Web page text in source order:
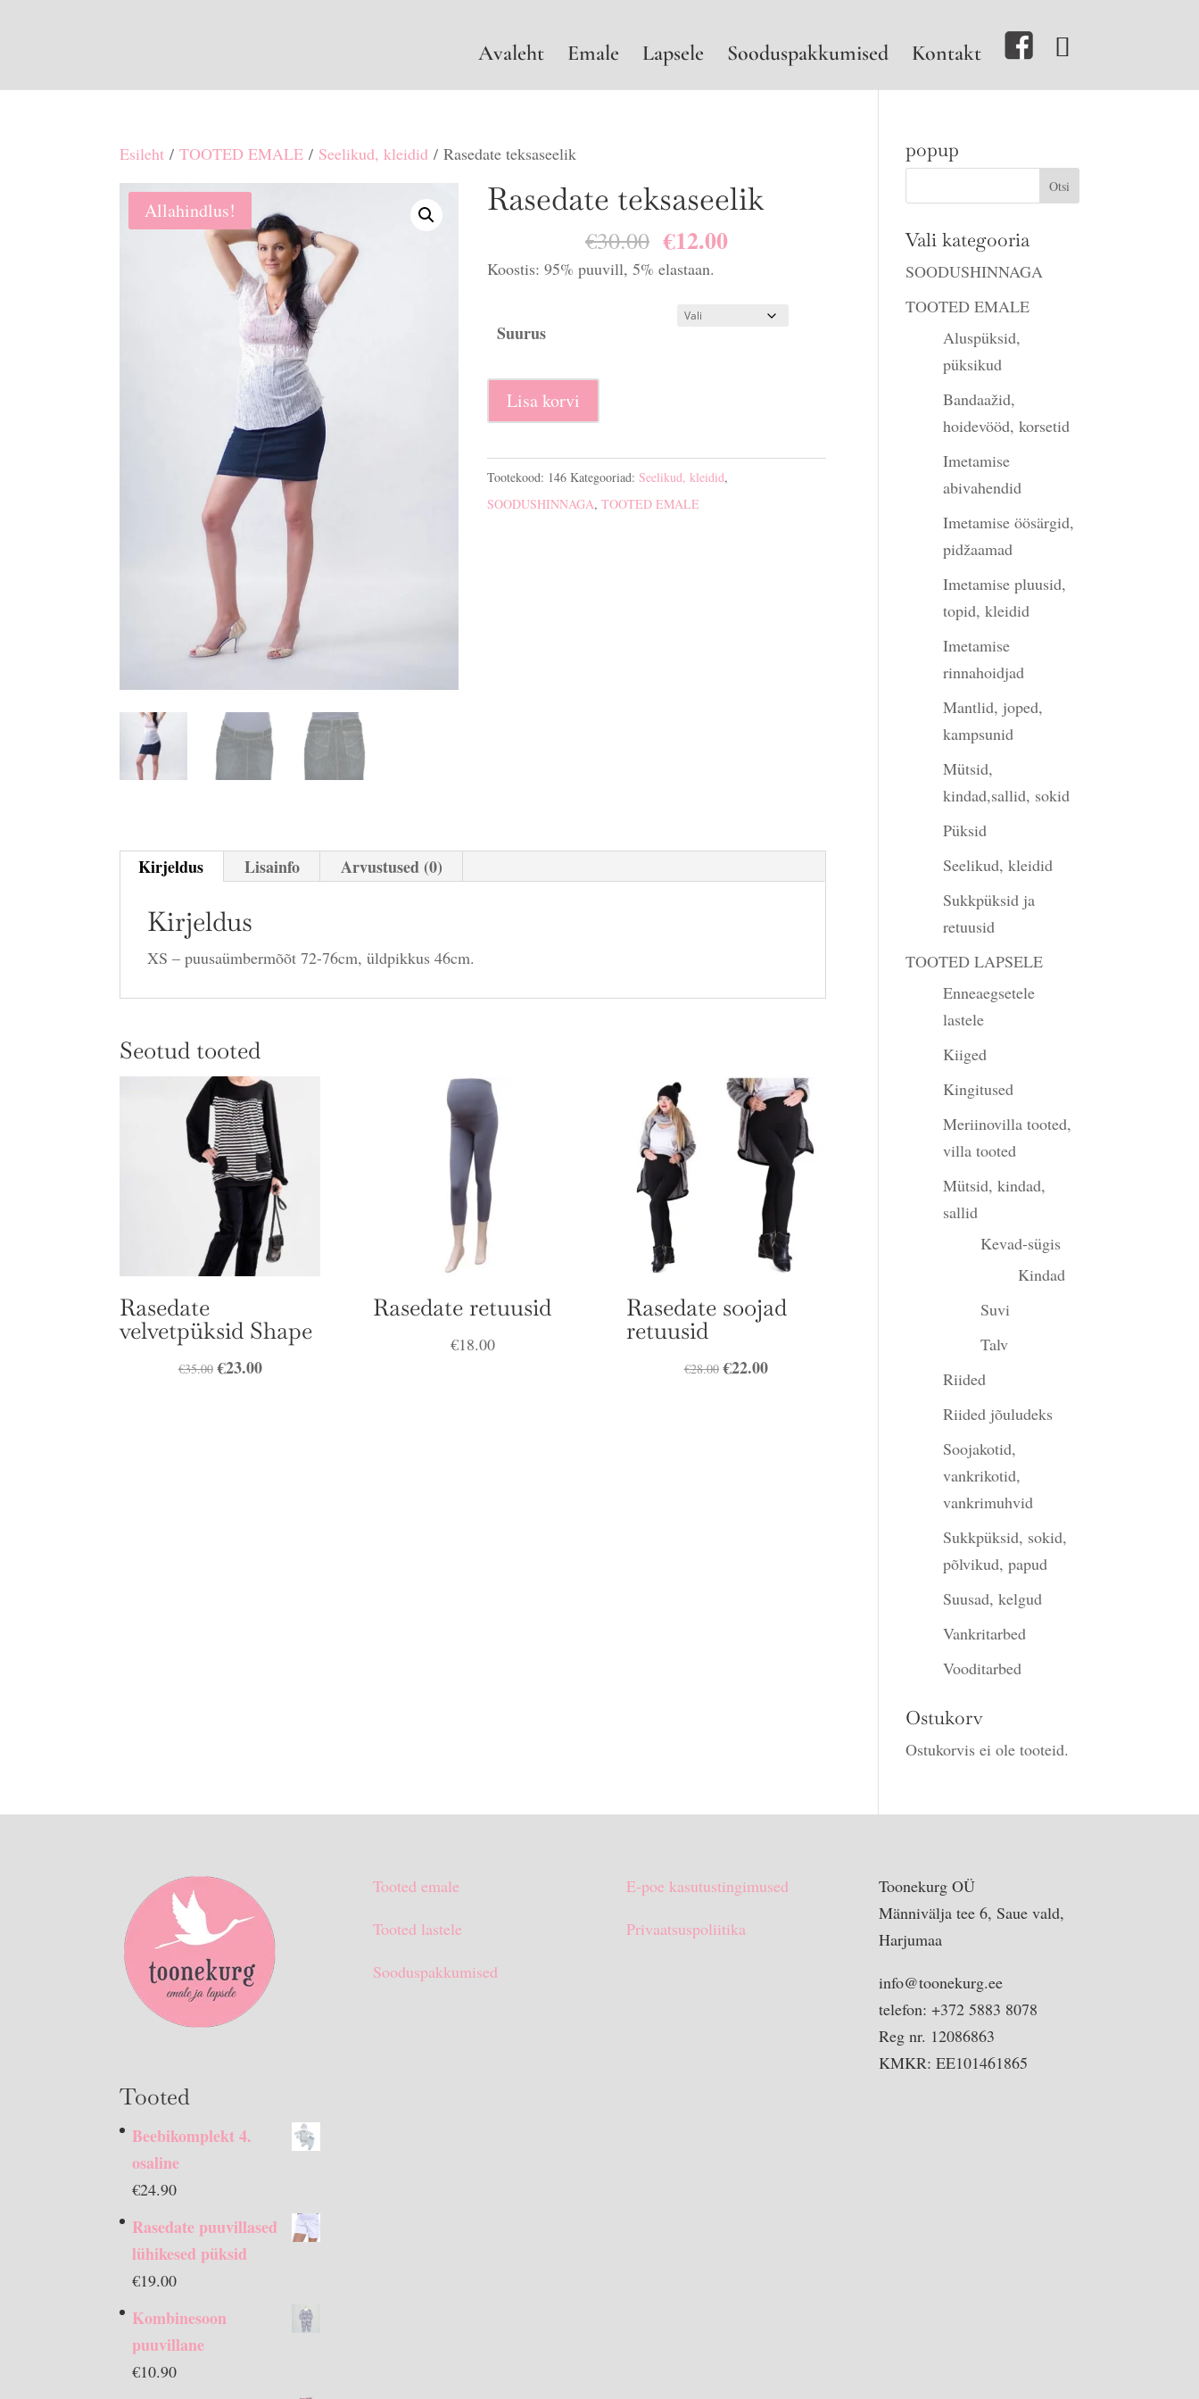
Avaleht Emale Lapsele Sooduspakkumised Kontakt
Esileht /TOOTED EMALE / Seelikud, kleidid / Rasedate teksaseelik
Allahindlus! Rasedate teksaseelik
€30.00 Algne
hind
€30.00.
€12.00Praegune
€12.00.
Koostis: 95% puuvill, 5% elastaan.
Suurus
Rasedate
teksaseelik
Lisa korvi
Tootekood: 146 Kategooriad:Seelikud, kleidid,
SOODUSHINNAGA,TOOTED EMALE
Kirjeldus Lisainfo Arvustused (0)
Kirjeldus
XS – puusaümbermõõt 72-76cm, üldpikkus 46cm.
Seotud tooted
Rasedate
velvetpüksid Shape
€35.00 Algne
€23.00Praegune
Rasedate retuusid
€18.00
Rasedate soojad
retuusid
€28.00 Algne
€22.00Praegune
popup
Vali kategooria
SOODUSHINNAGA
TOOTED EMALE
Aluspüksid,
püksikud
Bandaažid,
hoidevööd, korsetid
Imetamise
abivahendid
Imetamise öösärgid,
pidžaamad
Imetamise pluusid,
topid, kleidid
Imetamise
rinnahoidjad
Mantlid, joped,
kampsunid
Mütsid,
kindad,sallid, sokid
Püksid
Seelikud, kleidid
Sukkpüksid ja
retuusid
TOOTED LAPSELE
Enneaegsetele
lastele
Kiiged
Kingitused
Meriinovilla tooted,
villa tooted
Mütsid, kindad,
sallid
Kevad-sügis
Kindad
Suvi
Talv
Riided
Riided jõuludeks
Soojakotid,
vankrikotid,
vankrimuhvid
Sukkpüksid, sokid,
põlvikud, papud
Suusad, kelgud
Vankritarbed
Vooditarbed
Ostukorv
Ostukorvis ei ole tooteid.
Tooted
Beebikomplekt 4.
osaline
€24.90
Rasedate puuvillased
lühikesed püksid
€19.00
Kombinesoon
puuvillane
€10.90
Tooted emale
Tooted lastele
Sooduspakkumised
E-poe kasutustingimused
Privaatsuspoliitika
Toonekurg OÜ
Männivälja tee 6, Saue vald,
Harjumaa
info@toonekurg.ee
telefon: +372 5883 8078
Reg nr. 12086863
KMKR: EE101461865